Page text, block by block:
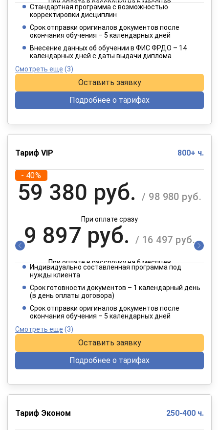
При оплате в рассрочку на 6 месяцев
3 849 руб.
При оплате в рассрочку на 12 месяцев
Стандартная программа с возможностью
корректировки дисциплин
Срок отправки оригиналов документов после
окончания обучения – 5 календарных дней
Внесение данных об обучении в ФИС ФРДО – 14
календарных дней с даты выдачи диплома
Смотреть еще (3)
Оставить заявку
Подробнее о тарифах
Тариф VIP 800+ ч.
- 40%
59 380 руб. / 98 980 руб.
При оплате сразу
9 897 руб. / 16 497 руб.
При оплате в рассрочку на 6 месяцев
4 949 руб. / 8 249 руб.
При оплате в рассрочку на 12 месяцев
Индивидуально составленная программа под
нужды клиента
Срок готовности документов – 1 календарный день
(в день оплаты договора)
Срок отправки оригиналов документов после
окончания обучения – 5 календарных дней
Смотреть еще (3)
Оставить заявку
Подробнее о тарифах
Тариф Эконом 250-400 ч.